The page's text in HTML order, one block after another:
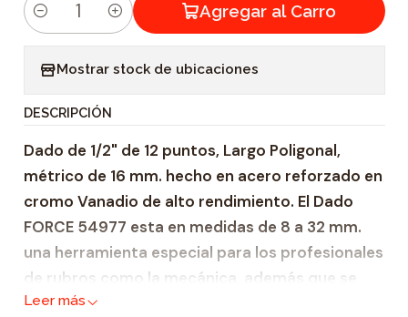
C
i
d
a
d
Agregar al Carro
Mostrar stock de ubicaciones
DESCRIPCIÓN
Dado de 1/2" de 12 puntos, Largo Poligonal,
métrico de 16 mm. hecho en acero reforzado en
cromo Vanadio de alto rendimiento. El Dado
FORCE 54977 esta en medidas de 8 a 32 mm.
una herramienta especial para los profesionales
de rubros como la mecánica, además que se
desempeñan en ámbitos de trabajo, semi
Leer más